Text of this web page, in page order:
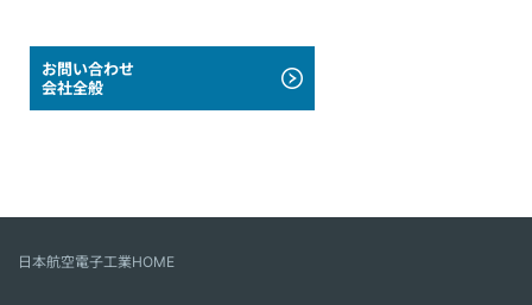
お問い合わせ
会社全般
日本航空電子工業HOME